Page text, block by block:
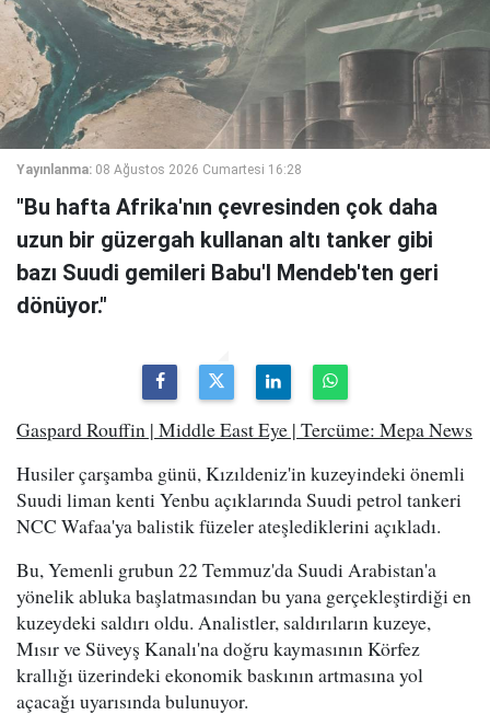
Yayınlanma: 08 Ağustos 2026 Cumartesi 16:28
"Bu hafta Afrika'nın çevresinden çok daha
uzun bir güzergah kullanan altı tanker gibi
bazı Suudi gemileri Babu'l Mendeb'ten geri
dönüyor."
Gaspard Rouffin | Middle East Eye | Tercüme: Mepa News
Husiler çarşamba günü, Kızıldeniz'in kuzeyindeki önemli
Suudi liman kenti Yenbu açıklarında Suudi petrol tankeri
NCC Wafaa'ya balistik füzeler ateşlediklerini açıkladı.
Bu, Yemenli grubun 22 Temmuz'da Suudi Arabistan'a
yönelik abluka başlatmasından bu yana gerçekleştirdiği en
kuzeydeki saldırı oldu. Analistler, saldırıların kuzeye,
Mısır ve Süveyş Kanalı'na doğru kaymasının Körfez
krallığı üzerindeki ekonomik baskının artmasına yol
açacağı uyarısında bulunuyor.